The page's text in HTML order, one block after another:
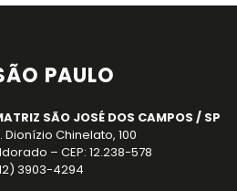
PAULO
SÃO JOSÉ DOS CAMPOS / SP
Dionízio Chinelato, 100
– CEP: 12.238-578
3903-4294